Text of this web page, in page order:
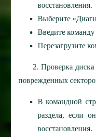
восстановления.
Выберите
Введите
Перезагрузите
2. Проверка
поврежденных
В командной
раздела, если
восстановления.